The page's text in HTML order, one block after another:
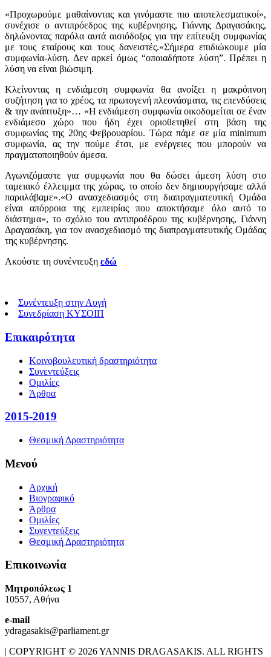
«Προχωρούμε μαθαίνοντας και γινόμαστε πιο αποτελεσματικοί»,
συνέχισε ο αντιπρόεδρος της κυβέρνησης, Γιάννης Δραγασάκης,
δηλώνοντας παρόλα αυτά αισιόδοξος για την επίτευξη συμφωνίας
με τους εταίρους και τους δανειστές.«Σήμερα επιδιώκουμε μία
συμφωνία-λύση. Δεν αρκεί όμως “οποιαδήποτε λύση”. Πρέπει η
λύση να είναι βιώσιμη.
Κλείνοντας η ενδιάμεση συμφωνία θα ανοίξει η μακρόπνοη
συζήτηση για το χρέος, τα πρωτογενή πλεονάσματα, τις επενδύσεις
& την ανάπτυξη»… «Η ενδιάμεση συμφωνία οικοδομείται σε έναν
ενδιάμεσο χώρο που ήδη έχει οριοθετηθεί στη βάση της
συμφωνίας της 20ης Φεβρουαρίου. Τώρα πάμε σε μία minimum
συμφωνία, ας την πούμε έτσι, με ενέργειες που μπορούν να
πραγματοποιηθούν άμεσα.
Αγωνιζόμαστε για συμφωνία που θα δώσει άμεση λύση στο
ταμειακό έλλειμμα της χώρας, το οποίο δεν δημιουργήσαμε αλλά
παραλάβαμε».«Ο ανασχεδιασμός στη διαπραγματευτική Oμάδα
είναι απόρροια της εμπειρίας που αποκτήσαμε όλο αυτό το
διάστημα», το σχόλιο του αντιπροέδρου της κυβέρνησης, Γιάννη
Δραγασάκη, για τον ανασχεδιασμό της διαπραγματευτικής Oμάδας
της κυβέρνησης.
Ακούστε τη συνέντευξη εδώ
Συνέντευξη στην Αυγή
Συνεδρίαση ΚΥΣΟΙΠ
Επικαιρότητα
Κοινοβουλευτική δραστηριότητα
Συνεντεύξεις
Ομιλίες
Άρθρα
2015-2019
Θεσμική Δραστηριότητα
Μενού
Αρχική
Βιογραφικό
Άρθρα
Ομιλίες
Συνεντεύξεις
Θεσμική Δραστηριότητα
Επικοινωνία
Μητροπόλεως 1
10557, Αθήνα
e-mail
ydragasakis@parliament.gr
| COPYRIGHT © 2026 YANNIS DRAGASAKIS. ALL RIGHTS